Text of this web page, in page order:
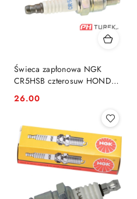
Świeca zapłonowa NGK
CR5HSB czterosuw HONDA
GCV 50, GX 100 STD, GXR
120
Cena:
26.00